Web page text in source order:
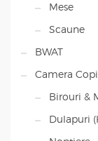
Mese
Scaune
BWAT
Camera
Birouri &
Dulapuri